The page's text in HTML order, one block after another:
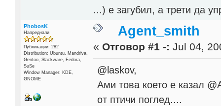
...) е загубил, а трети да
PhobosK
Напреднали
Публикации: 282
Distribution: Ubuntu, Mandriva,
Gentoo, Slackware, Fedora,
SuSe
Window Manager: KDE,
GNOME
Agent_smith
« Отговор #1 -: Jul 04,
@laskov,
Ами това което е казал
от птичи поглед....